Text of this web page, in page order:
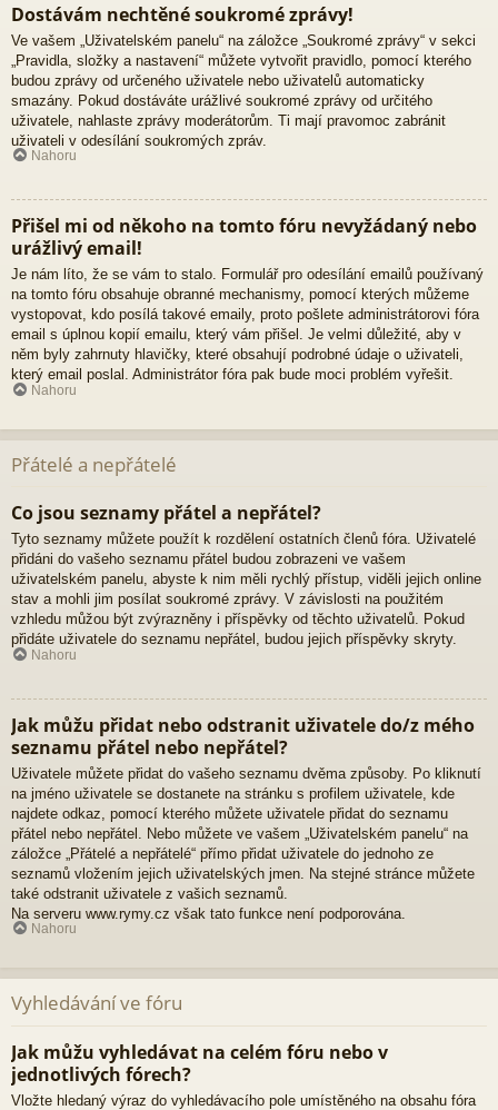
Dostávám nechtěné soukromé zprávy!
Ve vašem „Uživatelském panelu“ na záložce „Soukromé zprávy“ v sekci
„Pravidla, složky a nastavení“ můžete vytvořit pravidlo, pomocí kterého
budou zprávy od určeného uživatele nebo uživatelů automaticky
smazány. Pokud dostáváte urážlivé soukromé zprávy od určitého
uživatele, nahlaste zprávy moderátorům. Ti mají pravomoc zabránit
uživateli v odesílání soukromých zpráv.
Nahoru
Přišel mi od někoho na tomto fóru nevyžádaný nebo
urážlivý email!
Je nám líto, že se vám to stalo. Formulář pro odesílání emailů používaný
na tomto fóru obsahuje obranné mechanismy, pomocí kterých můžeme
vystopovat, kdo posílá takové emaily, proto pošlete administrátorovi fóra
email s úplnou kopií emailu, který vám přišel. Je velmi důležité, aby v
něm byly zahrnuty hlavičky, které obsahují podrobné údaje o uživateli,
který email poslal. Administrátor fóra pak bude moci problém vyřešit.
Nahoru
Přátelé a nepřátelé
Co jsou seznamy přátel a nepřátel?
Tyto seznamy můžete použít k rozdělení ostatních členů fóra. Uživatelé
přidáni do vašeho seznamu přátel budou zobrazeni ve vašem
uživatelském panelu, abyste k nim měli rychlý přístup, viděli jejich online
stav a mohli jim posílat soukromé zprávy. V závislosti na použitém
vzhledu můžou být zvýrazněny i příspěvky od těchto uživatelů. Pokud
přidáte uživatele do seznamu nepřátel, budou jejich příspěvky skryty.
Nahoru
Jak můžu přidat nebo odstranit uživatele do/z mého
seznamu přátel nebo nepřátel?
Uživatele můžete přidat do vašeho seznamu dvěma způsoby. Po kliknutí
na jméno uživatele se dostanete na stránku s profilem uživatele, kde
najdete odkaz, pomocí kterého můžete uživatele přidat do seznamu
přátel nebo nepřátel. Nebo můžete ve vašem „Uživatelském panelu“ na
záložce „Přátelé a nepřátelé“ přímo přidat uživatele do jednoho ze
seznamů vložením jejich uživatelských jmen. Na stejné stránce můžete
také odstranit uživatele z vašich seznamů.
Na serveru www.rymy.cz však tato funkce není podporována.
Nahoru
Vyhledávání ve fóru
Jak můžu vyhledávat na celém fóru nebo v
jednotlivých fórech?
Vložte hledaný výraz do vyhledávacího pole umístěného na obsahu fóra